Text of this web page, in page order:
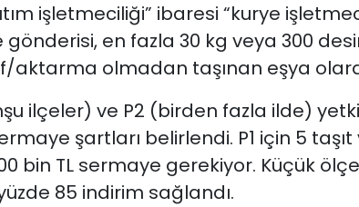
işletmeciliği” ibaresi “kurye
gönderisi, en fazla 30 kg veya 300
aktarma olmadan taşınan eşya
ilçeler) ve P2 (birden fazla ilde)
şartları belirlendi. P1 için 5 taşıt
bin TL sermaye gerekiyor. Küçük
85 indirim sağlandı.